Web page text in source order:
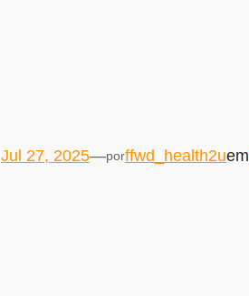
Jul 27, 2025—porffwd_health2uem